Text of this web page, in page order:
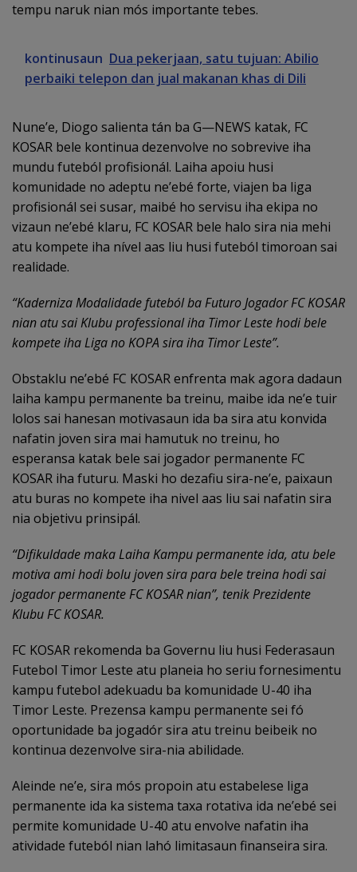
tempu naruk nian mós importante tebes.
kontinusaun Dua pekerjaan, satu tujuan: Abilio
perbaiki telepon dan jual makanan khas di Dili
Nune’e, Diogo salienta tán ba G—NEWS katak, FC
KOSAR bele kontinua dezenvolve no sobrevive iha
mundu futeból profisionál. Laiha apoiu husi
komunidade no adeptu ne’ebé forte, viajen ba liga
profisionál sei susar, maibé ho servisu iha ekipa no
vizaun ne’ebé klaru, FC KOSAR bele halo sira nia mehi
atu kompete iha nível aas liu husi futeból timoroan sai
realidade.
“Kaderniza Modalidade futeból ba Futuro Jogador FC KOSAR
nian atu sai Klubu professional iha Timor Leste hodi bele
kompete iha Liga no KOPA sira iha Timor Leste”.
Obstaklu ne’ebé FC KOSAR enfrenta mak agora dadaun
laiha kampu permanente ba treinu, maibe ida ne’e tuir
lolos sai hanesan motivasaun ida ba sira atu konvida
nafatin joven sira mai hamutuk no treinu, ho
esperansa katak bele sai jogador permanente FC
KOSAR iha futuru. Maski ho dezafiu sira-ne’e, paixaun
atu buras no kompete iha nivel aas liu sai nafatin sira
nia objetivu prinsipál.
“Difikuldade maka Laiha Kampu permanente ida, atu bele
motiva ami hodi bolu joven sira para bele treina hodi sai
jogador permanente FC KOSAR nian”, tenik Prezidente
Klubu FC KOSAR.
FC KOSAR rekomenda ba Governu liu husi Federasaun
Futebol Timor Leste atu planeia ho seriu fornesimentu
kampu futebol adekuadu ba komunidade U-40 iha
Timor Leste. Prezensa kampu permanente sei fó
oportunidade ba jogadór sira atu treinu beibeik no
kontinua dezenvolve sira-nia abilidade.
Aleinde ne’e, sira mós propoin atu estabelese liga
permanente ida ka sistema taxa rotativa ida ne’ebé sei
permite komunidade U-40 atu envolve nafatin iha
atividade futeból nian lahó limitasaun finanseira sira.